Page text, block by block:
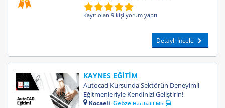
Kayıt olan 9 kişi yorum yaptı
Detaylı İncele
KAYNES EĞİTİM
Autocad Kursunda Sektörün Deneyimli
Eğitmenleriyle Kendinizi Geliştirin!
Kocaeli Gebze Hacıhalil Mh